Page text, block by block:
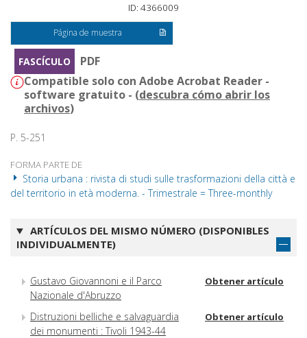
ID: 4366009
Página de muestra
FASCÍCULO
PDF
Compatible solo con Adobe Acrobat Reader -
software gratuito - (descubra cómo abrir los
archivos)
P. 5-251
FORMA PARTE DE
Storia urbana : rivista di studi sulle trasformazioni della città e
del territorio in età moderna. - Trimestrale = Three-monthly
ARTÍCULOS DEL MISMO NÚMERO (DISPONIBLES
INDIVIDUALMENTE)
Gustavo Giovannoni e il Parco
Nazionale d'Abruzzo
Obtener artículo
Distruzioni belliche e salvaguardia
dei monumenti : Tivoli 1943-44
Obtener artículo